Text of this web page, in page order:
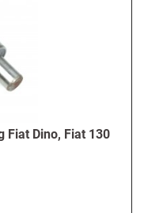
Fiat Dino, Fiat 130